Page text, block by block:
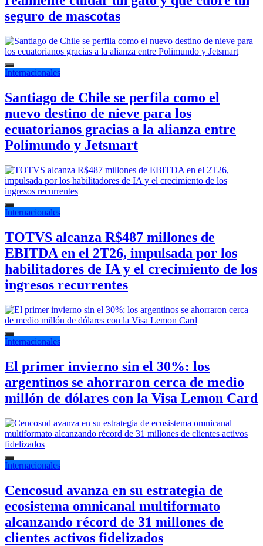
seguro de mascotas
Internacionales
Santiago de Chile se perfila como el
nuevo destino de nieve para los
ecuatorianos gracias a la alianza entre
Polimundo y Jetsmart
Internacionales
TOTVS alcanza R$487 millones de
EBITDA en el 2T26, impulsada por los
habilitadores de IA y el crecimiento de los
ingresos recurrentes
Internacionales
El primer invierno sin el 30%: los
argentinos se ahorraron cerca de medio
millón de dólares con la Visa Lemon Card
Internacionales
Cencosud avanza en su estrategia de
ecosistema omnicanal multiformato
alcanzando récord de 31 millones de
clientes activos fidelizados